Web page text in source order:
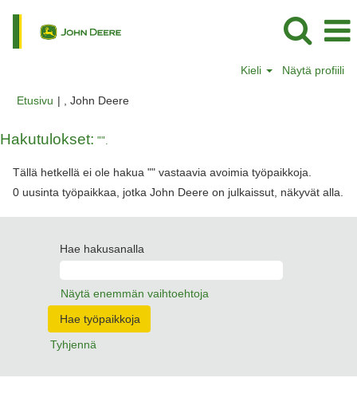
Kieli Näytä profiili
Etusivu | , John Deere(nykyinen
Hakutulokset: "".
Tällä hetkellä ei ole hakua "" vastaavia avoimia työpaikkoja.
0 uusinta työpaikkaa, jotka John Deere on julkaissut, näkyvät alla.
Hae hakusanalla
Näytä enemmän vaihtoehtoja
Tyhjennä